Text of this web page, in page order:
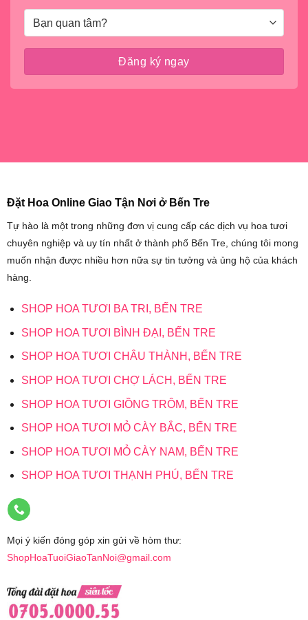
Đặt Hoa Online Giao Tận Nơi ở Bến Tre
Tự hào là một trong những đơn vị cung cấp các dịch vụ hoa tươi
chuyên nghiệp và uy tín nhất ở thành phố Bến Tre, chúng tôi mong
muốn nhận được nhiều hơn nữa sự tin tưởng và ủng hộ của khách
hàng.
SHOP HOA TƯƠI BA TRI, BẾN TRE
SHOP HOA TƯƠI BÌNH ĐẠI, BẾN TRE
SHOP HOA TƯƠI CHÂU THÀNH, BẾN TRE
SHOP HOA TƯƠI CHỢ LÁCH, BẾN TRE
SHOP HOA TƯƠI GIỒNG TRÔM, BẾN TRE
SHOP HOA TƯƠI MỎ CÀY BẮC, BẾN TRE
SHOP HOA TƯƠI MỎ CÀY NAM, BẾN TRE
SHOP HOA TƯƠI THẠNH PHÚ, BẾN TRE
Mọi ý kiến đóng góp xin gửi về hòm thư:
ShopHoaTuoiGiaoTanNoi@gmail.com